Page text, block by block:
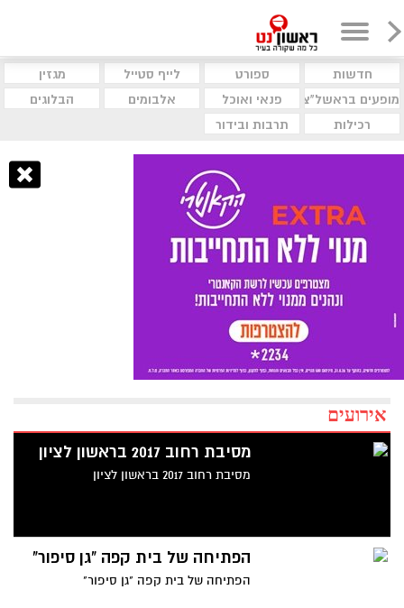
חדשות ספורט לייף סטייל
מגזין
מופעים בראשל"צ
פנאי ואוכל אלבומים
הבלוגים
רכילות
תרבות ובידור
אירועים
מסיבת רחוב 2017 בראשון לציון
מסיבת רחוב 2017 בראשון לציון
הפתיחה של בית קפה "גן סיפור"
הפתיחה של בית קפה "גן סיפור"